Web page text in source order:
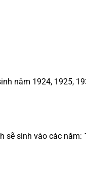
năm 1924, 1925,
sẽ sinh vào các năm: